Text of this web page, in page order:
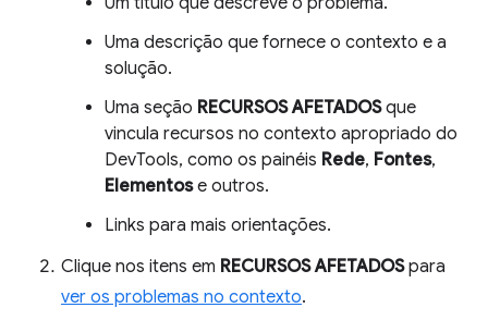
Uma descrição que fornece o contexto e a
solução.
Uma seção RECURSOS AFETADOSque
vincula recursos no contexto apropriado do
DevTools, como os painéis Rede, Fontes,
Elementose outros.
Links para mais orientações.
Clique nos itens em RECURSOS AFETADOSpara
ver os problemas no contexto.